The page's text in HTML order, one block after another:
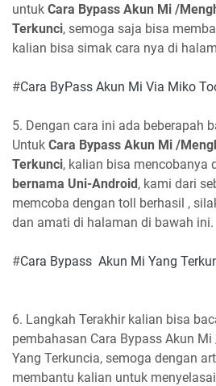
untuk Cara Bypass Akun Mi /
Terkunci, semoga saja bisa
kalian bisa simak cara nya di
#Cara ByPass Akun Mi Via Miko
5. Dengan cara ini ada beberapah
Untuk Cara Bypass Akun Mi /
Terkunci, kalian bisa mencobanya
bernama Uni-Android, kami dari
memcoba dengan toll berhasil ,
dan amati di halaman di bawah ini.
#Cara Bypass Akun Mi Yang
6. Langkah Terakhir kalian bisa
pembahasan Cara Bypass Akun
Yang Terkuncia, semoga dengan
membantu kalian untuk